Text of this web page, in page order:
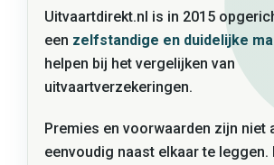
Uitvaartdirekt.nl is in 2015
een zelfstandige en duidelijke
helpen bij het vergelijken van
uitvaartverzekeringen.
Premies en voorwaarden zijn niet
eenvoudig naast elkaar te leggen.